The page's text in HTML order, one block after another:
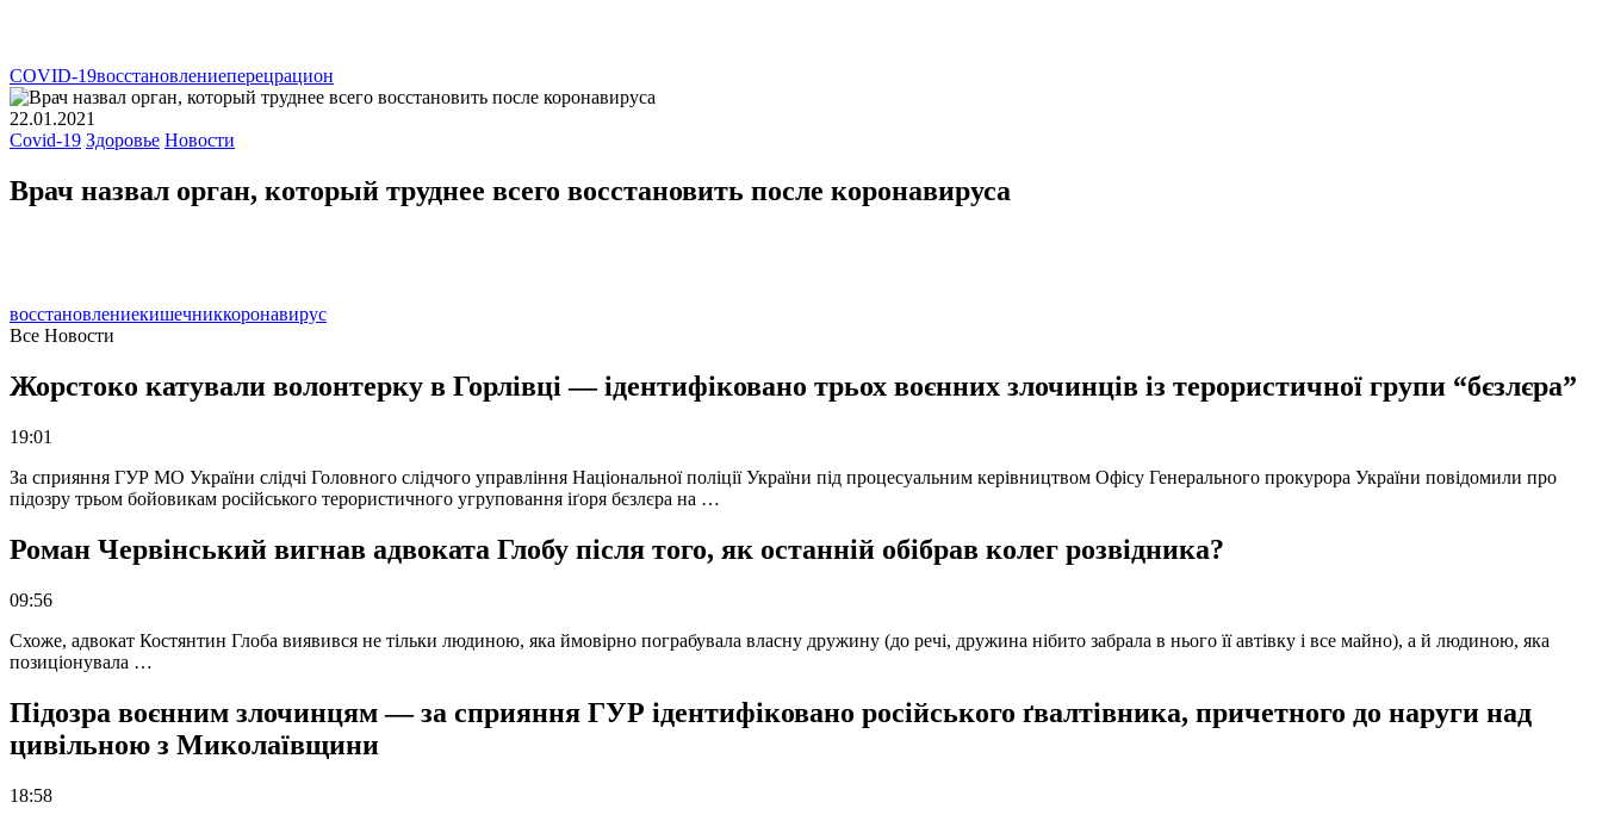
COVID-19восстановлениеперецрацион
22.01.2021
Covid-19 Здоровье Новости
Врач назвал орган, который труднее всего восстановить после коронавируса
восстановлениекишечниккоронавирус
Все Новости
Жорстоко катували волонтерку в Горлівці — ідентифіковано трьох воєнних злочинців із терористичної групи “бєзлєра”
19:01
За сприяння ГУР МО України слідчі Головного слідчого управління Національної поліції України під процесуальним керівництвом Офісу Генерального прокурора України повідомили про
підозру трьом бойовикам російського терористичного угруповання іґоря бєзлєра на …
Роман Червінський вигнав адвоката Глобу після того, як останній обібрав колег розвідника?
09:56
Схоже, адвокат Костянтин Глоба виявився не тільки людиною, яка ймовірно пограбувала власну дружину (до речі, дружина нібито забрала в нього її автівку і все майно), а й людиною, яка
позиціонувала …
Підозра воєнним злочинцям — за сприяння ГУР ідентифіковано російського ґвалтівника, причетного до наруги над
цивільною з Миколаївщини
18:58